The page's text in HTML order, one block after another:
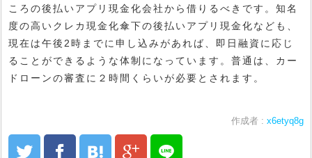
ころの後払いアプリ現金化会社から借りるべきです。知名
度の高いクレカ現金化傘下の後払いアプリ現金化なども、
現在は午後2時までに申し込みがあれば、即日融資に応じ
ることができるような体制になっています。普通は、カー
ドローンの審査に２時間くらいが必要とされます。
作成者 : x6etyq8g